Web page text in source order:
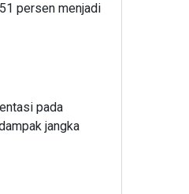
persen menjadi
pada
jangka